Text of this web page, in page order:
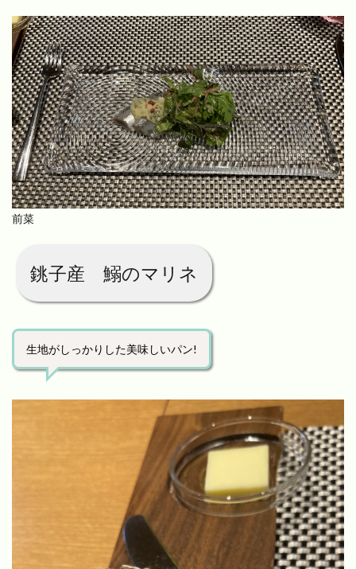
前菜
銚子産 鰯のマリネ
生地がしっかりした美味しいパン!